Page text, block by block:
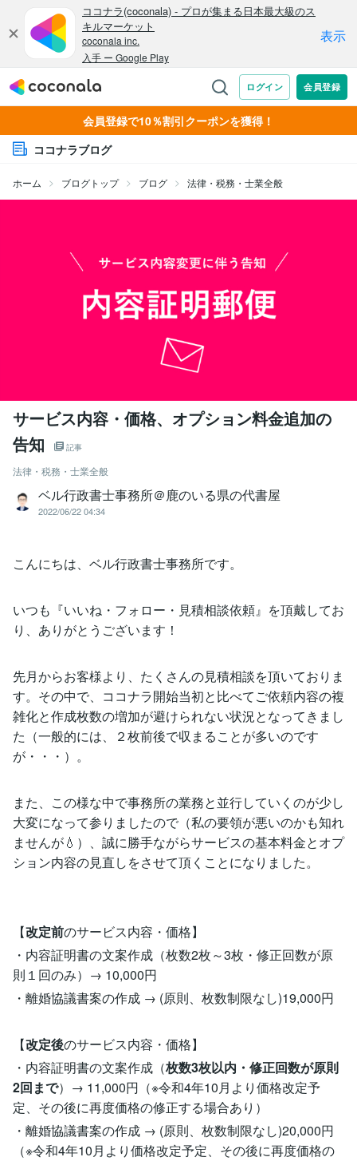
会員登録で10％割引クーポンを獲得！
ココナラブログ
ホーム ブログトップ ブログ 法律・税務・士業全般
サービス内容・価格、オプション料金追加の
告知
記事
法律・税務・士業全般
ベル行政書士事務所＠鹿のいる県の代書屋
2022/06/22 04:34
こんにちは、ベル行政書士事務所です。
いつも『いいね・フォロー・見積相談依頼』を頂戴してお
り、ありがとうございます！
先月からお客様より、たくさんの見積相談を頂いておりま
す。その中で、ココナラ開始当初と比べてご依頼内容の複
雑化と作成枚数の増加が避けられない状況となってきまし
た（一般的には、２枚前後で収まることが多いのです
が・・・）。
また、この様な中で事務所の業務と並行していくのが少し
大変になって参りましたので（私の要領が悪いのかも知れ
ませんが💧）、誠に勝手ながらサービスの基本料金とオプ
ション内容の見直しをさせて頂くことになりました。
【改定前のサービス内容・価格】
・内容証明書の文案作成（枚数2枚～3枚・修正回数が原
則１回のみ）→ 10,000円
・離婚協議書案の作成 → (原則、枚数制限なし)19,000円
【改定後のサービス内容・価格】
・内容証明書の文案作成（枚数3枚以内・修正回数が原則
2回まで）→ 11,000円（※令和4年10月より価格改定予
定、その後に再度価格の修正する場合あり）
・離婚協議書案の作成 → (原則、枚数制限なし)20,000円
（※令和4年10月より価格改定予定、その後に再度価格の